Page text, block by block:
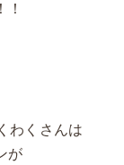
わくさんは
が